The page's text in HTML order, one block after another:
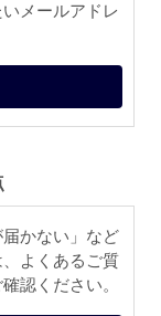
メールアドレ
届かない」など
よくあるご質
認ください。